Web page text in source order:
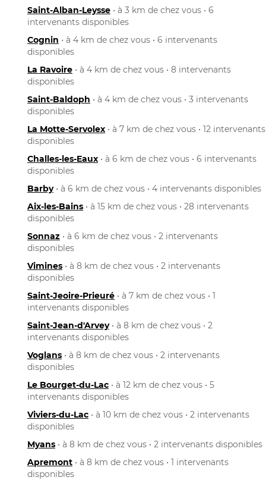
Saint-Alban-Leysse • à 3 km de chez vous • 6
intervenants disponibles
Cognin • à 4 km de chez vous • 6 intervenants
disponibles
La Ravoire • à 4 km de chez vous • 8 intervenants
disponibles
Saint-Baldoph • à 4 km de chez vous • 3 intervenants
disponibles
La Motte-Servolex • à 7 km de chez vous • 12 intervenants
disponibles
Challes-les-Eaux • à 6 km de chez vous • 6 intervenants
disponibles
Barby• à 6 km de chez vous • 4 intervenants disponibles
Aix-les-Bains • à 15 km de chez vous • 28 intervenants
disponibles
Sonnaz • à 6 km de chez vous • 2 intervenants
disponibles
Vimines • à 8 km de chez vous • 2 intervenants
disponibles
Saint-Jeoire-Prieuré • à 7 km de chez vous • 1
intervenants disponibles
Saint-Jean-d'Arvey• à 8 km de chez vous • 2
intervenants disponibles
Voglans • à 8 km de chez vous • 2 intervenants
disponibles
Le Bourget-du-Lac • à 12 km de chez vous • 5
intervenants disponibles
Viviers-du-Lac • à 10 km de chez vous • 2 intervenants
disponibles
Myans • à 8 km de chez vous • 2 intervenants disponibles
Apremont • à 8 km de chez vous • 1 intervenants
disponibles